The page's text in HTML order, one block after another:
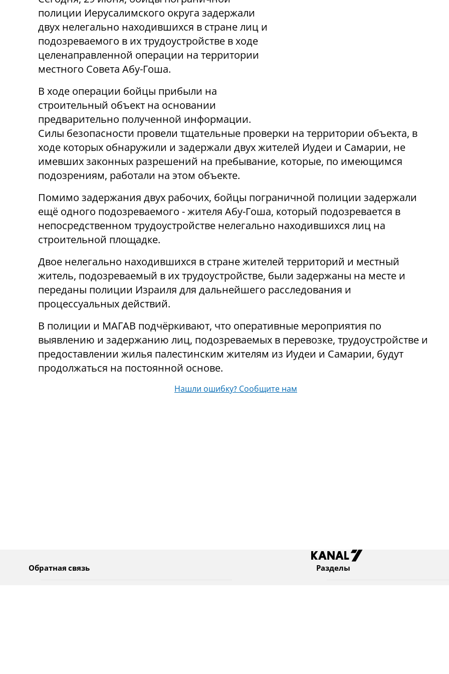
полиции Иерусалимского округа задержали
двух нелегально находившихся в стране лиц и
подозреваемого в их трудоустройстве в ходе
целенаправленной операции на территории
местного Совета Абу-Гоша.
В ходе операции бойцы прибыли на
строительный объект на основании
предварительно полученной информации.
Силы безопасности провели тщательные проверки на территории объекта, в
ходе которых обнаружили и задержали двух жителей Иудеи и Самарии, не
имевших законных разрешений на пребывание, которые, по имеющимся
подозрениям, работали на этом объекте.
Помимо задержания двух рабочих, бойцы пограничной полиции задержали
ещё одного подозреваемого - жителя Абу-Гоша, который подозревается в
непосредственном трудоустройстве нелегально находившихся лиц на
строительной площадке.
Двое нелегально находившихся в стране жителей территорий и местный
житель, подозреваемый в их трудоустройстве, были задержаны на месте и
переданы полиции Израиля для дальнейшего расследования и
процессуальных действий.
В полиции и МАГАВ подчёркивают, что оперативные мероприятия по
выявлению и задержанию лиц, подозреваемых в перевозке, трудоустройстве и
предоставлении жилья палестинским жителям из Иудеи и Самарии, будут
продолжаться на постоянной основе.
Нашли ошибку? Сообщите нам
Обратная связь Разделы